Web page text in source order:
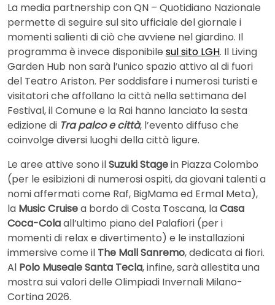
La media partnership con QN – Quotidiano Nazionale
permette di seguire sul sito ufficiale del giornale i
momenti salienti di ciò che avviene nel giardino. Il
programma è invece disponibile sul sito LGH. Il Living
Garden Hub non sarà l’unico spazio attivo al di fuori
del Teatro Ariston. Per soddisfare i numerosi turisti e
visitatori che affollano la città nella settimana del
Festival, il Comune e la Rai hanno lanciato la sesta
edizione di Tra palco e città, l’evento diffuso che
coinvolge diversi luoghi della città ligure.
Le aree attive sono ilSuzuki Stagein Piazza Colombo
(per le esibizioni di numerosi ospiti, da giovani talenti a
nomi affermati come Raf, BigMama ed Ermal Meta),
la Music Cruisea bordo di Costa Toscana, laCasa
Coca-Colaall’ultimo piano del Palafiori (per i
momenti di relax e divertimento) e le installazioni
immersive come il The Mall Sanremo, dedicata ai fiori.
Al Polo Museale Santa Tecla, infine, sarà allestita una
mostra sui valori delle Olimpiadi Invernali Milano-
Cortina 2026.